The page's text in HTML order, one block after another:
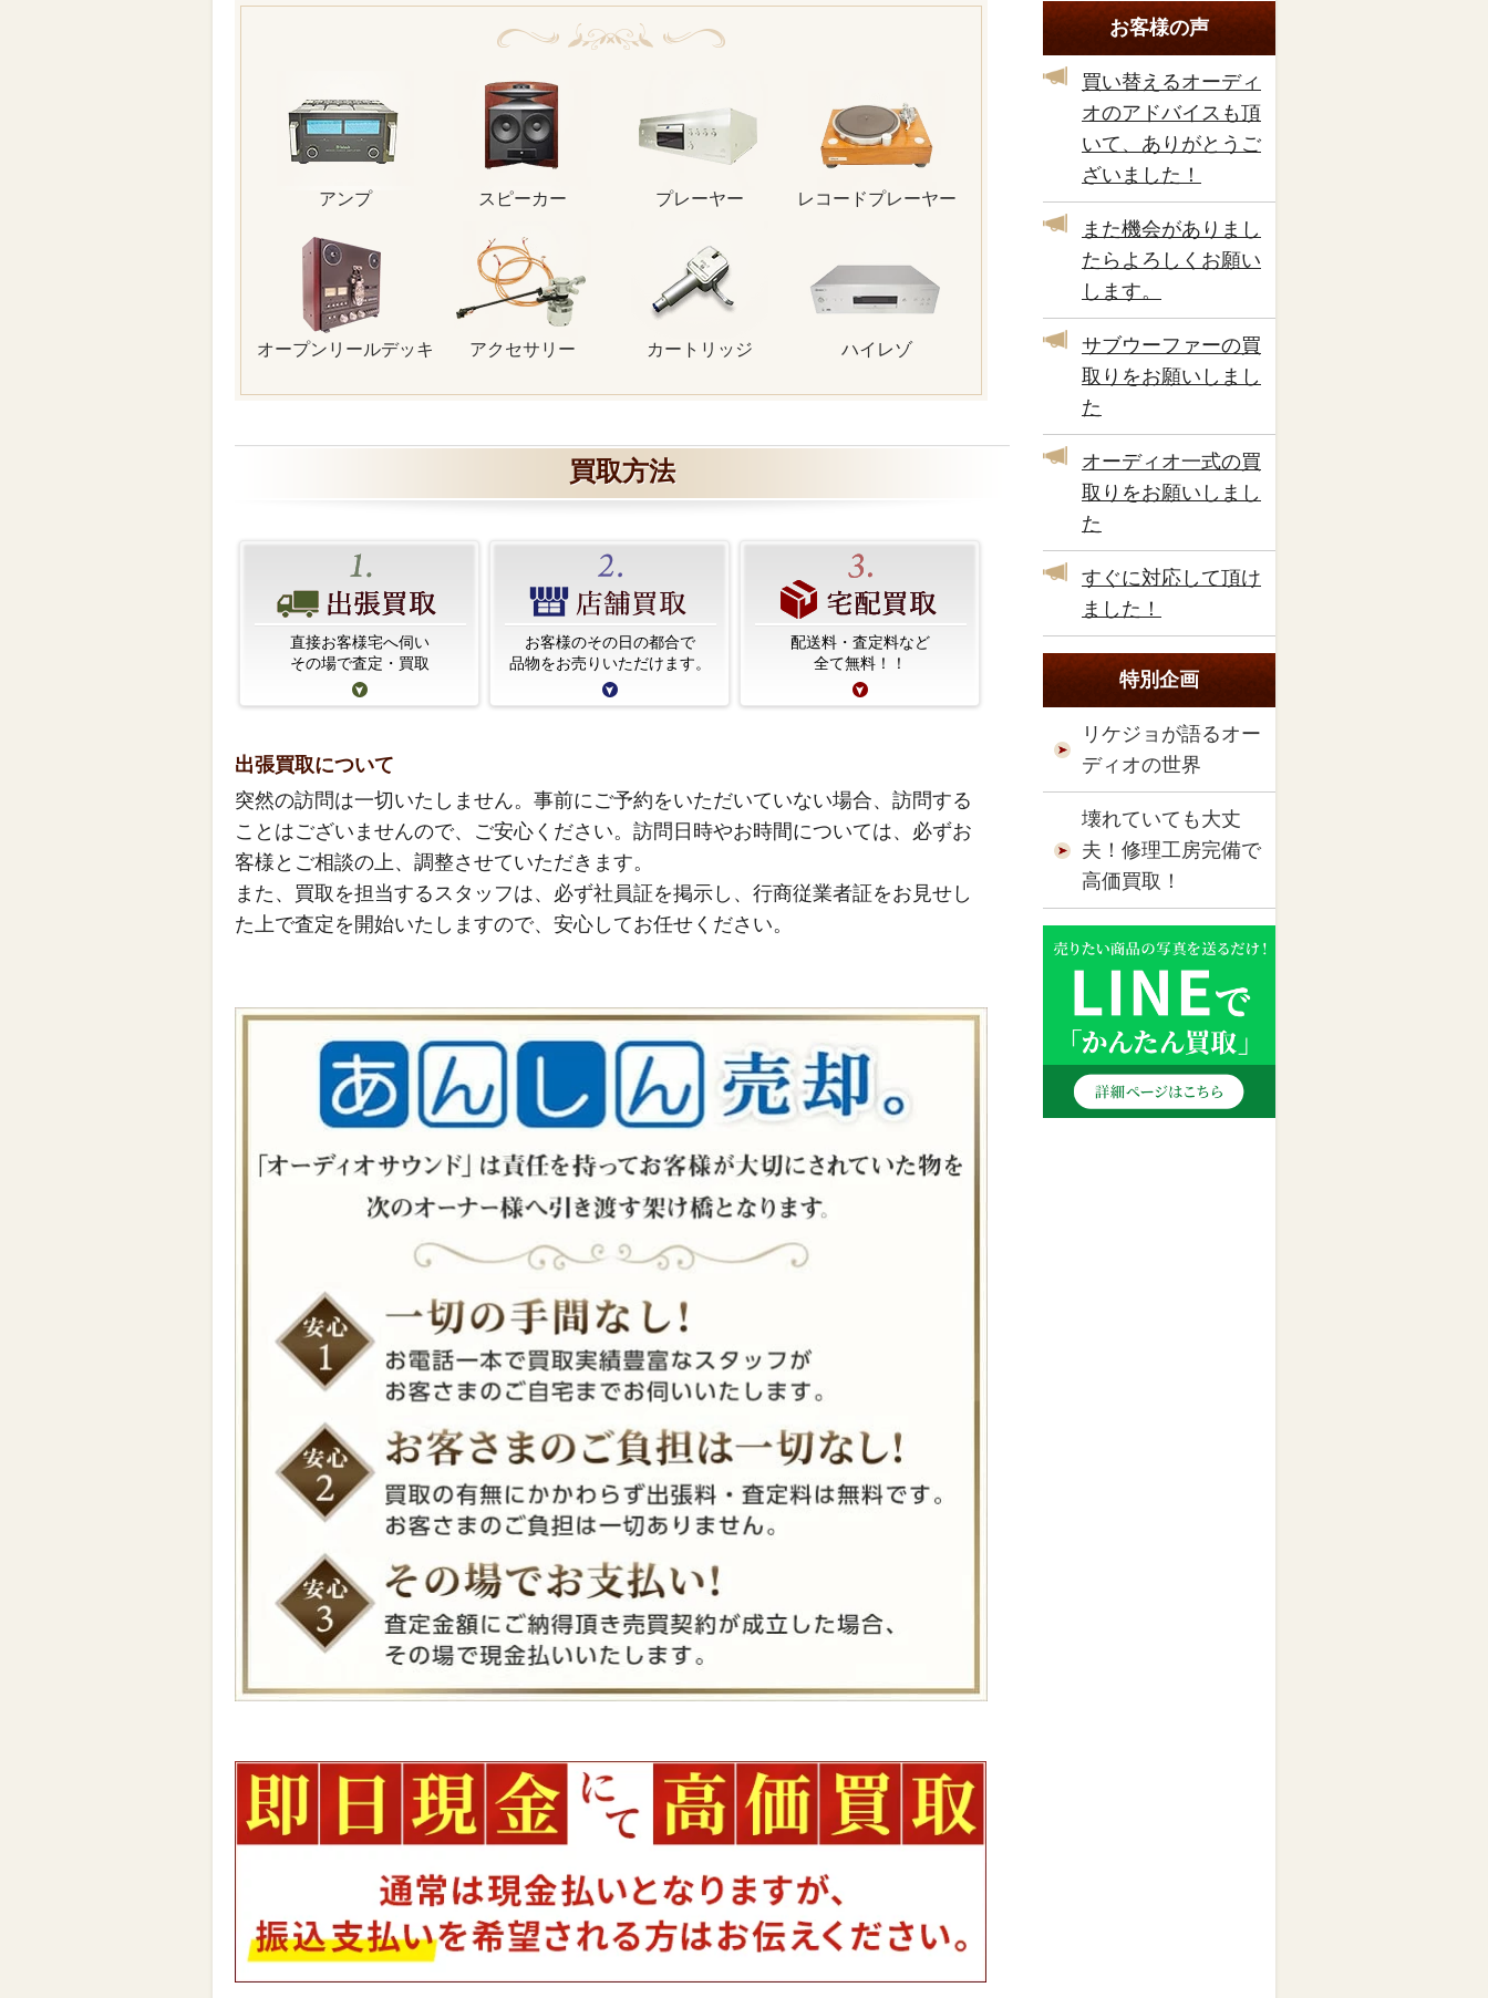
アンプ スピーカー プレーヤー レコードプレーヤー
オープンリールデッキ アクセサリー カートリッジ ハイレゾ
買取方法
直接お客様宅へ伺い
その場で査定・買取
お客様のその日の都合で
品物をお売りいただけます。
配送料・査定料など
全て無料！！
出張買取について
突然の訪問は一切いたしません。事前にご予約をいただいていない場合、訪問する
ことはございませんので、ご安心ください。訪問日時やお時間については、必ずお
客様とご相談の上、調整させていただきます。
また、買取を担当するスタッフは、必ず社員証を掲示し、行商従業者証をお見せし
た上で査定を開始いたしますので、安心してお任せください。
お客様の声
買い替えるオーディ
オのアドバイスも頂
いて、ありがとうご
ざいました！
また機会がありまし
たらよろしくお願い
します。
サブウーファーの買
取りをお願いしまし
た
オーディオ一式の買
取りをお願いしまし
た
すぐに対応して頂け
ました！
特別企画
リケジョが語るオー
ディオの世界
壊れていても大丈
夫！修理工房完備で
高価買取！